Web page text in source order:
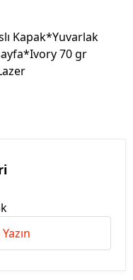
Kapak*Yuvarlak
70 gr